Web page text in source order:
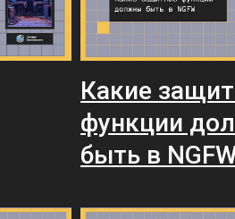
Какие
функции
быть в